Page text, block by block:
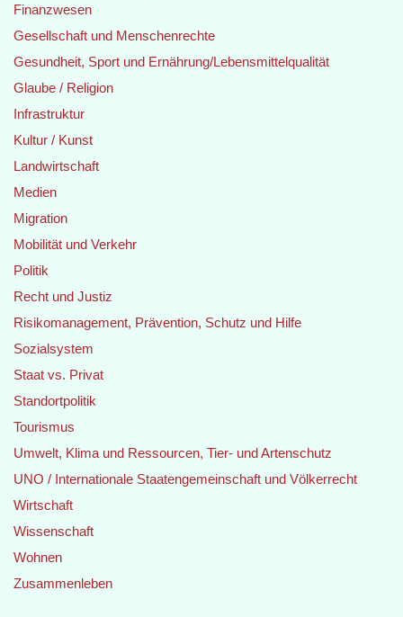
Finanzwesen
Gesellschaft und Menschenrechte
Gesundheit, Sport und Ernährung/Lebensmittelqualität
Glaube / Religion
Infrastruktur
Kultur / Kunst
Landwirtschaft
Medien
Migration
Mobilität und Verkehr
Politik
Recht und Justiz
Risikomanagement, Prävention, Schutz und Hilfe
Sozialsystem
Staat vs. Privat
Standortpolitik
Tourismus
Umwelt, Klima und Ressourcen, Tier- und Artenschutz
UNO / Internationale Staatengemeinschaft und Völkerrecht
Wirtschaft
Wissenschaft
Wohnen
Zusammenleben